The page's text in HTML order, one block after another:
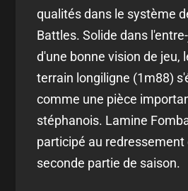
qualités dans le système
Battles. Solide dans
d'une bonne vision de jeu,
terrain longiligne (1m88)
comme une pièce
stéphanois. Lamine
participé au redressement
seconde partie de saison.